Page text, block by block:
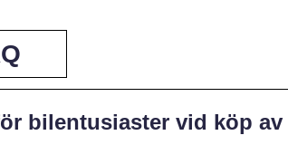
bilentusiaster vid köp av